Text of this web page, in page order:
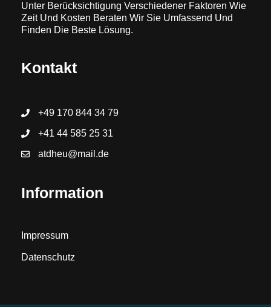
Unter Berücksichtigung Verschiedener Faktoren Wie
Zeit Und Kosten Beraten Wir Sie Umfassend Und
Finden Die Beste Lösung.
Kontakt
+49 170 844 34 79
+41 44 585 25 31
atdheu@mail.de
Information
Impressum
Datenschutz